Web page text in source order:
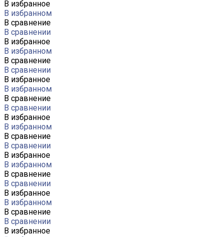
В избранное
В избранном
В сравнение
В сравнении
В избранное
В избранном
В сравнение
В сравнении
В избранное
В избранном
В сравнение
В сравнении
В избранное
В избранном
В сравнение
В сравнении
В избранное
В избранном
В сравнение
В сравнении
В избранное
В избранном
В сравнение
В сравнении
В избранное